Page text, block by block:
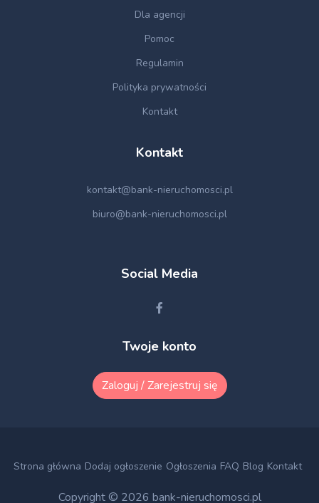
Dla agencji
Pomoc
Regulamin
Polityka prywatności
Kontakt
Kontakt
kontakt@bank-nieruchomosci.pl
biuro@bank-nieruchomosci.pl
Social Media
Twoje konto
Zaloguj / Zarejestruj się
Strona główna Dodaj ogłoszenie Ogłoszenia FAQ Blog Kontakt
Copyright © 2026 bank-nieruchomosci.pl